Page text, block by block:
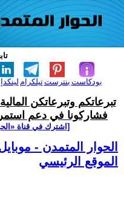
تيلكرامبنترست بودكاست
تبرعاتكم وتبرعاتكن
فشاركونا في دعم
[اشترك في قناة
الحوار المتمدن -
الموقع الرئيسي